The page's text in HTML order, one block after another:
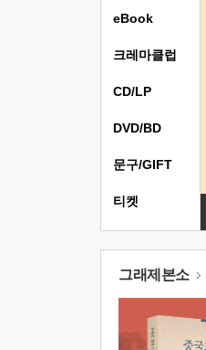
eBook
크레마클럽
CD/LP
DVD/BD
문구/GIFT
티켓
그래제본소